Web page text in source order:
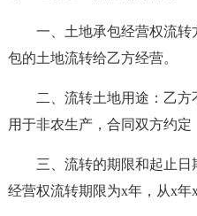
一、土地承包经营权流
包的土地流转给乙方经营。
二、流转土地用途：乙方
用于非农生产，合同双方约定
三、流转的期限和起止
经营权流转期限为x年，从x年